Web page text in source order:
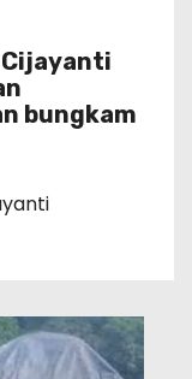
Cijayanti
bungkam